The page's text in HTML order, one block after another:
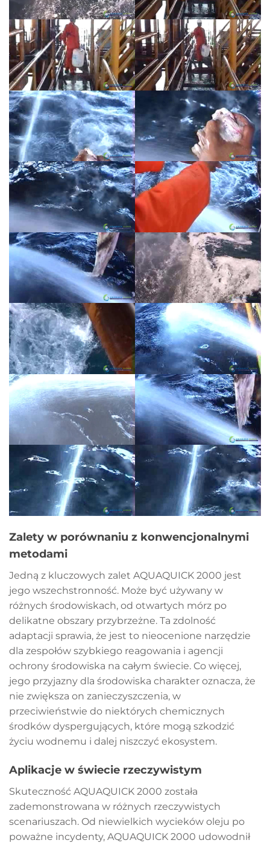
Zalety w porównaniu z konwencjonalnymi
metodami
Jedną z kluczowych zalet AQUAQUICK 2000 jest
jego wszechstronność. Może być używany w
różnych środowiskach, od otwartych mórz po
delikatne obszary przybrzeżne. Ta zdolność
adaptacji sprawia, że jest to nieocenione narzędzie
dla zespołów szybkiego reagowania i agencji
ochrony środowiska na całym świecie. Co więcej,
jego przyjazny dla środowiska charakter oznacza, że
nie zwiększa on zanieczyszczenia, w
przeciwieństwie do niektórych chemicznych
środków dyspergujących, które mogą szkodzić
życiu wodnemu i dalej niszczyć ekosystem.
Aplikacje w świecie rzeczywistym
Skuteczność AQUAQUICK 2000 została
zademonstrowana w różnych rzeczywistych
scenariuszach. Od niewielkich wycieków oleju po
poważne incydenty, AQUAQUICK 2000 udowodnił